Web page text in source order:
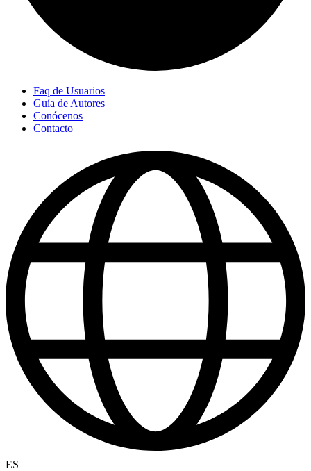
Faq de Usuarios
Guía de Autores
Conócenos
Contacto
ES